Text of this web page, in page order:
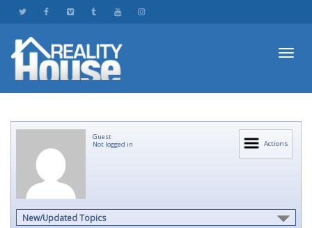
Actions
Guest
Not logged in
New/Updated Topics